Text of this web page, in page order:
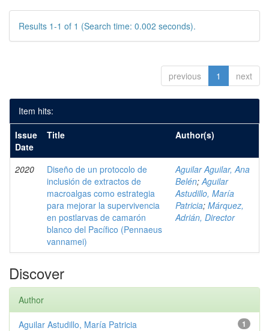
Results 1-1 of 1 (Search time: 0.002 seconds).
previous 1 next
Item hits:
Issue
Date
Title Author(s)
2020
Diseño de un protocolo de
inclusión de extractos de
macroalgas como estrategia
para mejorar la supervivencia
en postlarvas de camarón
blanco del Pacífico (Pennaeus
vannamei)
Aguilar Aguilar, Ana
Belén;Aguilar
Astudillo, María
Patricia; Márquez,
Adrián, Director
Discover
Author
1
Aguilar Astudillo, María Patricia